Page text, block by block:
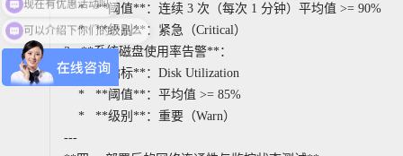
* **阈值**：连续 3 次（每次 1 分钟）平均值 >= 90%
* **级别**：紧急（Critical）
3. **系统磁盘使用率告警**：
* **指标**：Disk Utilization
* **阈值**：平均值 >= 85%
* **级别**：重要（Warn）
---
可以介绍下你们的产品么